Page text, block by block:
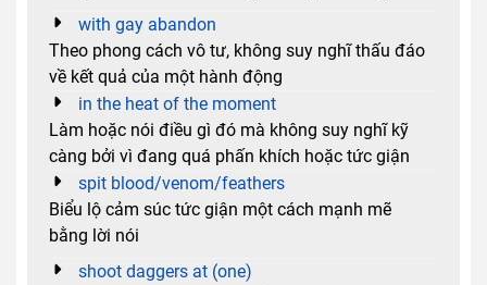
with gay abandon
Theo phong cách vô tư, không suy nghĩ thấu đáo
về kết quả của một hành động
in the heat of the moment
Làm hoặc nói điều gì đó mà không suy nghĩ kỹ
càng bởi vì đang quá phấn khích hoặc tức giận
spit blood/venom/feathers
Biểu lộ cảm súc tức giận một cách mạnh mẽ
bằng lời nói
shoot daggers at (one)